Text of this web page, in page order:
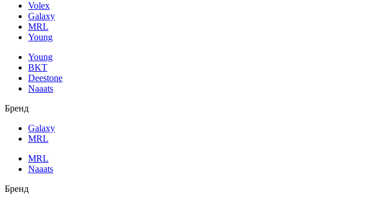
Volex
Galaxy
MRL
Young
Young
BKT
Deestone
Naaats
Бренд
Galaxy
MRL
MRL
Naaats
Бренд